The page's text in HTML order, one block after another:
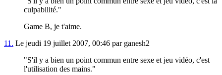
culpabilité."
Game B, je t'aime.
11. Le jeudi 19 juillet 2007, 00:46 par ganesh2
"S'il y a bien un point commun entre sexe et jeu vidéo, c'est
l'utilisation des mains."